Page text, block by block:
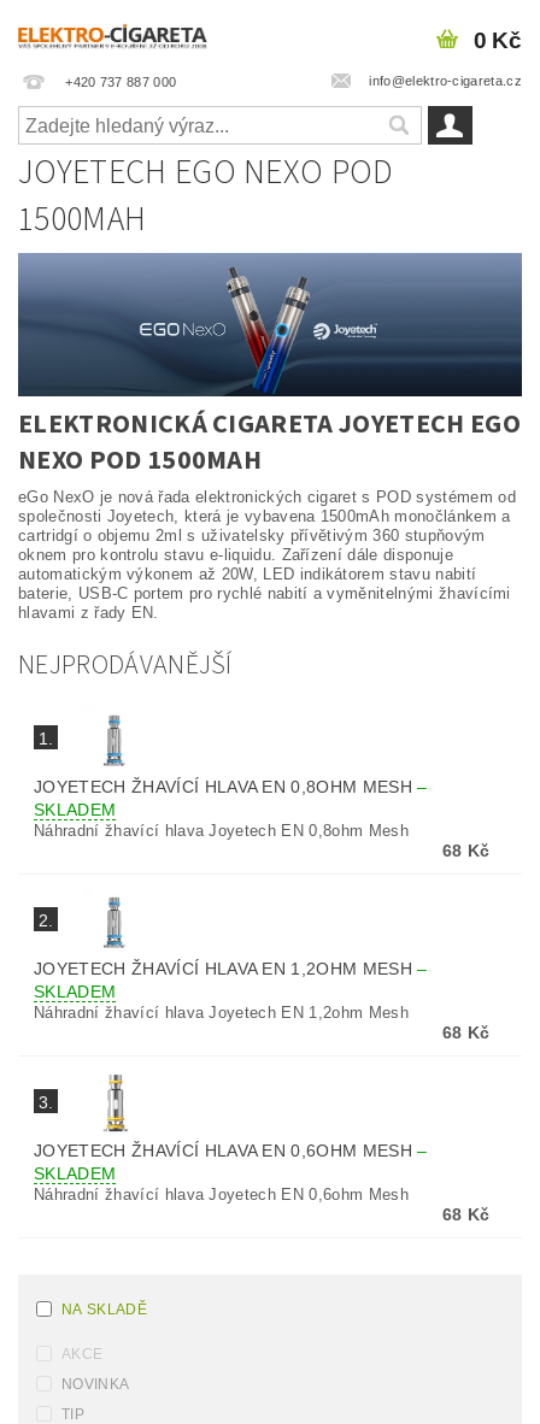
+420 737 887 000 info@elektro-cigareta.cz
0 Kč
JOYETECH EGO NEXO POD
1500MAH
ELEKTRONICKÁ CIGARETA JOYETECH EGO
NEXO POD 1500MAH
eGo NexO je nová řada elektronických cigaret s POD systémem od
společnosti Joyetech, která je vybavena 1500mAh monočlánkem a
cartridgí o objemu 2ml s uživatelsky přívětivým 360 stupňovým
oknem pro kontrolu stavu e-liquidu. Zařízení dále disponuje
automatickým výkonem až 20W, LED indikátorem stavu nabití
baterie, USB-C portem pro rychlé nabití a vyměnitelnými žhavícími
hlavami z řady EN.
NEJPRODÁVANĚJŠÍ
1.
JOYETECH ŽHAVÍCÍ HLAVA EN 0,8OHM MESH–
SKLADEM
Náhradní žhavící hlava Joyetech EN 0,8ohm Mesh
68 Kč
2.
JOYETECH ŽHAVÍCÍ HLAVA EN 1,2OHM MESH–
SKLADEM
Náhradní žhavící hlava Joyetech EN 1,2ohm Mesh
68 Kč
3.
JOYETECH ŽHAVÍCÍ HLAVA EN 0,6OHM MESH–
SKLADEM
Náhradní žhavící hlava Joyetech EN 0,6ohm Mesh
68 Kč
NA SKLADĚ
AKCE
NOVINKA
TIP